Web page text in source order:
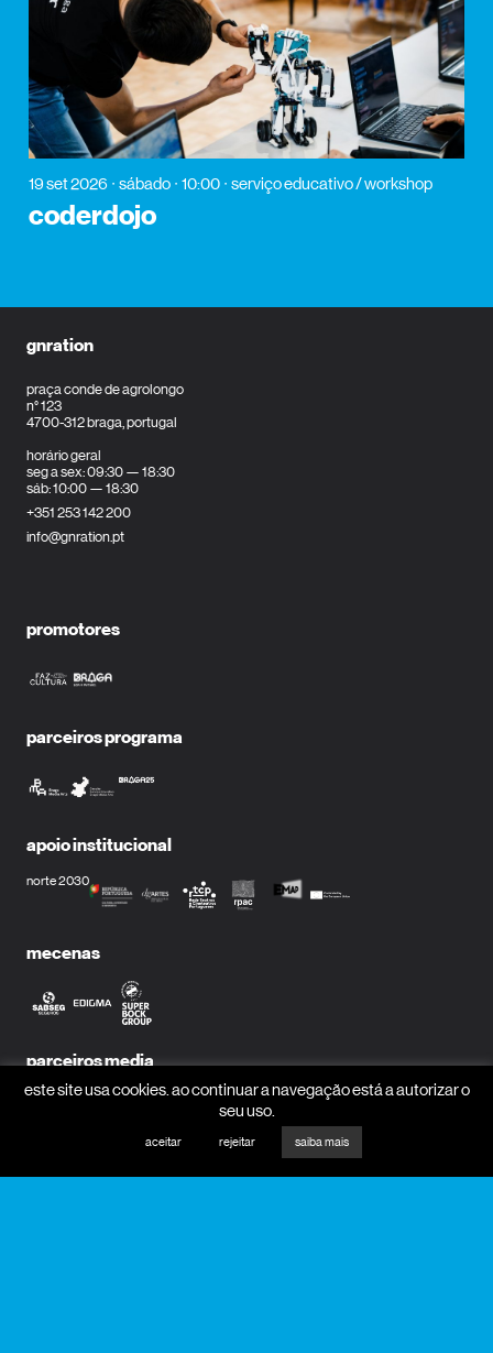
19 set 2026 sábado 10:00 serviço educativo / workshop
coderdojo
gnration
praça conde de agrolongo
n° 123
4700-312 braga, portugal
horário geral
seg a sex: 09:30 — 18:30
sáb: 10:00 — 18:30
+351 253 142 200
info@gnration.pt
promotores
parceiros programa
apoio institucional
norte 2030
mecenas
parceiros media
receber newsletter?
este site usa cookies. ao continuar a navegação está a autorizar o
seu uso.
aceitar rejeitar saiba mais